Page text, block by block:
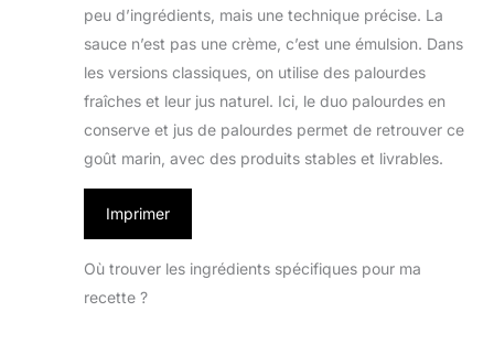
peu d’ingrédients, mais une technique précise. La
sauce n’est pas une crème, c’est une émulsion. Dans
les versions classiques, on utilise des palourdes
fraîches et leur jus naturel. Ici, le duo palourdes en
conserve et jus de palourdes permet de retrouver ce
goût marin, avec des produits stables et livrables.
Imprimer
Où trouver les ingrédients spécifiques pour ma
recette ?